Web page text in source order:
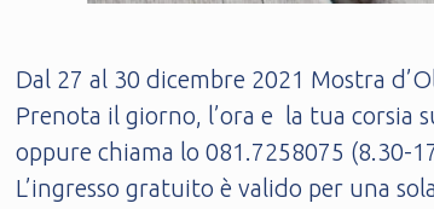
Dal 27 al 30 dicembre 2021 Mostra
Prenota il giorno, l’ora e la tua corsia
oppure chiama lo 081.7258075 (8.30-
L’ingresso gratuito è valido per una